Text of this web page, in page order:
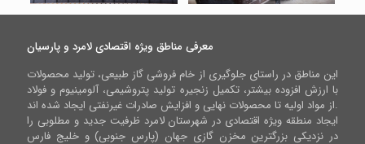
معرفی مناطق ویژه اقتصادی لامرد و پارسیان
این مناطق در راستای جلوگیری از خام فروشی گاز طبیعی، تولید محصولات
با ارزش افزوده بیشتر، تکمیل زنجیره تولید پتروشیمی، آلومینیوم و فولاد
از مواد اولیه تا محصولات نهایی و افزایش صادرات غیرنفتی ایجاد شده اند.
ایجاد منطقه ویژه اقتصادی در شهرستان لامرد ظرفیت جدید و مطلوبی را
در نزدیکی بزرگترین مخزن گازی جهان (پارس جنوبی) و خلیج فارس